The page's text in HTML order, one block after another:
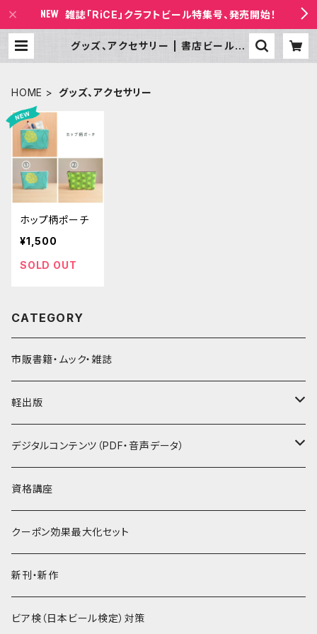
雑誌「RiCE」クラフトビール特集号、発売開始！
グッズ、アクセサリー | 書店ビールの
HOME グッズ、アクセサリー
ホップ柄ポーチ
¥1,500
SOLD OUT
CATEGORY
市販書籍・ムック・雑誌
軽出版
セット
デジタルコンテンツ（PDF・音声データ）
PDF
音声データ
PDF＋音声データ
資格講座
クーポン効果最大化セット
新刊・新作
ビア検（日本ビール検定）対策